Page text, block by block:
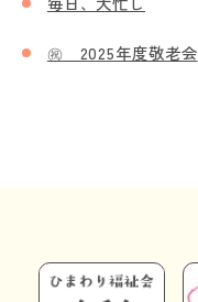
㊗ 2025年度敬老会